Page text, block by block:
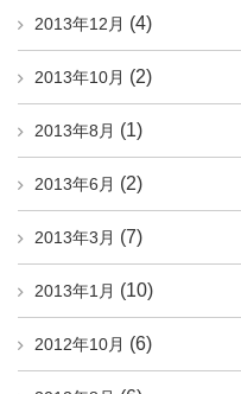
2013年12月 (4)
2013年10月 (2)
2013年8月 (1)
2013年6月 (2)
2013年3月 (7)
2013年1月 (10)
2012年10月 (6)